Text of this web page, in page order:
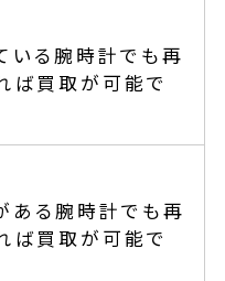
いる腕時計でも再
ば買取が可能で
ある腕時計でも再
ば買取が可能で